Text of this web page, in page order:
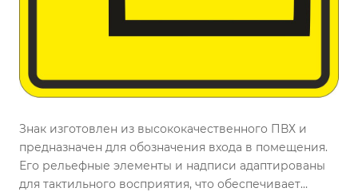
Знак изготовлен из высококачественного ПВХ и
предназначен для обозначения входа в помещения.
Его рельефные элементы и надписи адаптированы
для тактильного восприятия, что обеспечивает